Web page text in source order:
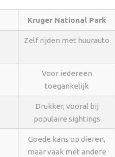
Kruger National Park
Zelf rijden met huurauto
Voor iedereen
toegankelijk
Drukker, vooral bij
populaire sightings
Goede kans op dieren,
maar vaak met andere